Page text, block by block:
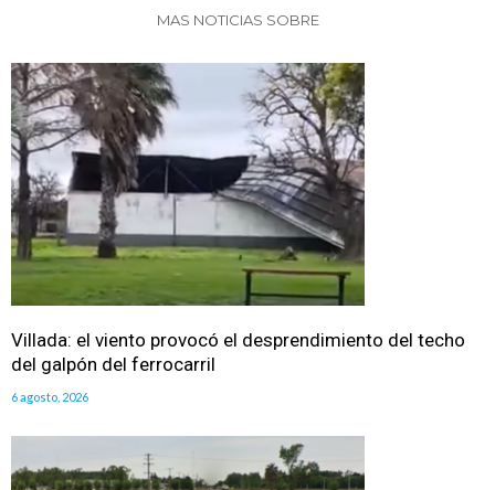
MAS NOTICIAS SOBRE
Villada: el viento provocó el desprendimiento del techo
del galpón del ferrocarril
6 agosto, 2026